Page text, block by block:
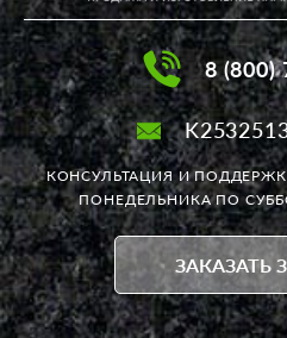
8 (800)
КОНСУЛЬТАЦИЯ И
ПОНЕДЕЛЬНИКА ПО
ЗАКАЗАТЬ